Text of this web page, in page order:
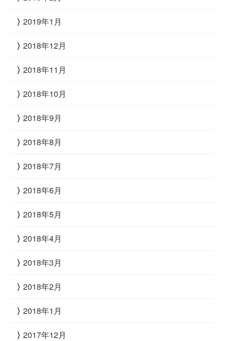
2019年1月
2018年12月
2018年11月
2018年10月
2018年9月
2018年8月
2018年7月
2018年6月
2018年5月
2018年4月
2018年3月
2018年2月
2018年1月
2017年12月